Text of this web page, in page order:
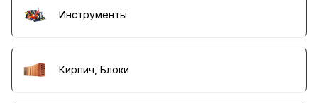
Инструменты
Кирпич, Блоки